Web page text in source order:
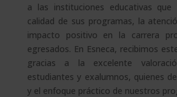
a las instituciones educativas
calidad de sus programas, la
impacto positivo en la carrera
egresados. En Esneca, recibimos
gracias a la excelente
estudiantes y exalumnos, quienes
y el enfoque práctico de nuestros